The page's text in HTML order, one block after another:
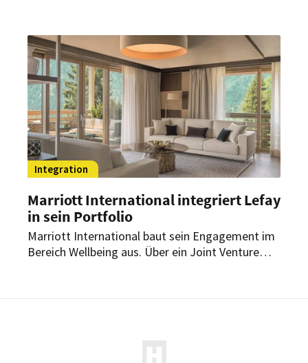
des Hauses.
Integration
Marriott International integriert Lefay
in sein Portfolio
Marriott International baut sein Engagement im
Bereich Wellbeing aus. Über ein Joint Venture